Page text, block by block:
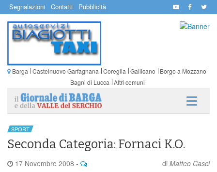
Segnalazioni Contatti Pubblicità
Barga Castelnuovo Garfagnana Coreglia Gallicano
Borgo a Mozzano
Bagni di Lucca Altri comuni
SPORT
Seconda Categoria: Fornaci K.O.
17 Novembre 2008 - di Matteo Casci